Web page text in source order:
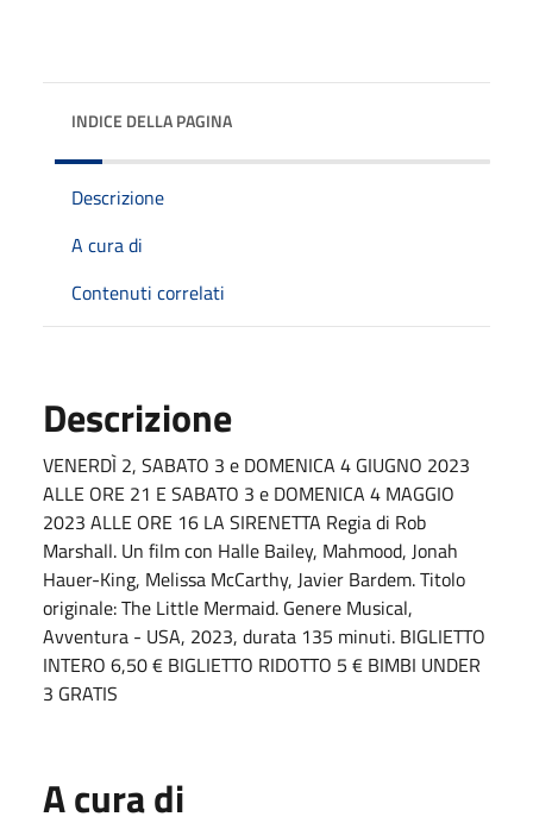
INDICE DELLA PAGINA
Descrizione
A cura di
Contenuti correlati
Descrizione
VENERDÌ 2, SABATO 3 e DOMENICA 4 GIUGNO 2023
ALLE ORE 21 E SABATO 3 e DOMENICA 4 MAGGIO
2023 ALLE ORE 16 LA SIRENETTA Regia di Rob
Marshall. Un film con Halle Bailey, Mahmood, Jonah
Hauer-King, Melissa McCarthy, Javier Bardem. Titolo
originale: The Little Mermaid. Genere Musical,
Avventura - USA, 2023, durata 135 minuti. BIGLIETTO
INTERO 6,50 € BIGLIETTO RIDOTTO 5 € BIMBI UNDER
3 GRATIS
A cura di